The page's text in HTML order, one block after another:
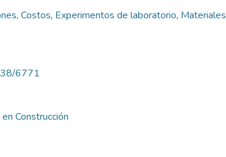
, Costos, Experimentos de laboratorio, Materiales
6771
Construcción